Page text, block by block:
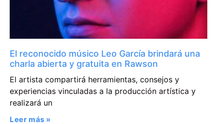
El reconocido músico Leo García brindará una
charla abierta y gratuita en Rawson
El artista compartirá herramientas, consejos y
experiencias vinculadas a la producción artística y
realizará un
Leer más »